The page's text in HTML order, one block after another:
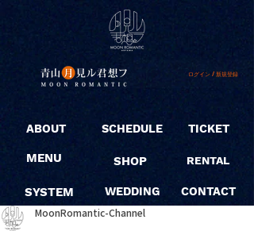
ログイン / 新規登録
ABOUT
MENU
SYSTEM
SCHEDULE
SHOP
WEDDING
TICKET
RENTAL
CONTACT
MoonRomantic-Channel